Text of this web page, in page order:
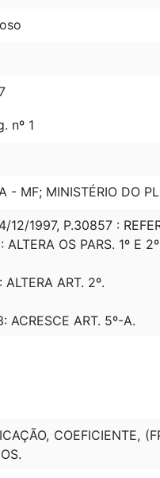
nº 1
- MF; MINISTÉRIO DO
12/1997, P.30857 :
OS PARS. 1º E
ART. 2º.
ART. 5º-A.
COEFICIENTE,